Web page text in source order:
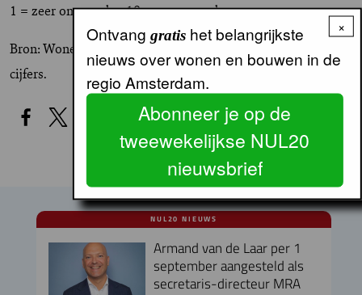
1 = zeer ontevreden 10 = zeer tevreden
Bron: Wonen in Amsterdam 2001/ Lemon, ongewogen
cijfers.
NUL20 NIEUWS
Armand van de Laar per 1
september aangesteld als
secretaris-directeur MRA
×
Ontvang gratishet belangrijkste
nieuws over wonen en bouwen in de
regio Amsterdam.
Abonneer je op de
tweewekelijkse NUL20
nieuwsbrief